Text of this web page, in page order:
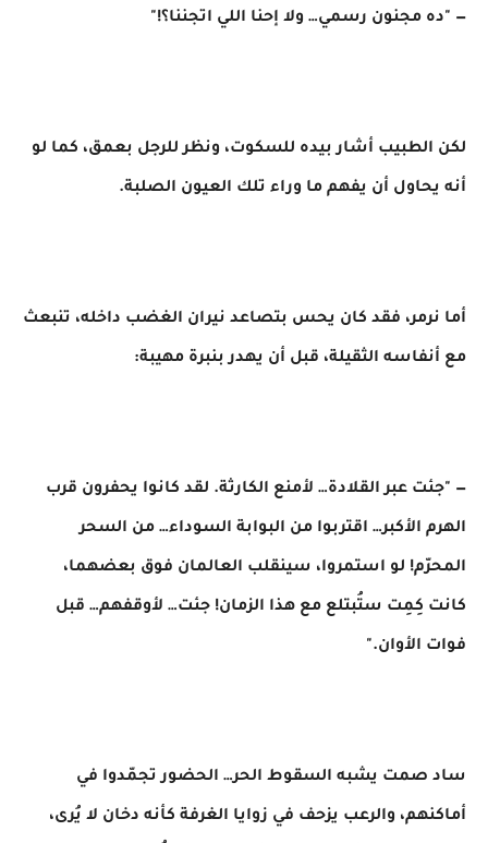
— "ده مجنون رسمي… ولا إحنا اللي اتجننا؟!"
لكن الطبيب أشار بيده للسكوت، ونظر للرجل بعمق، كما لو
أنه يحاول أن يفهم ما وراء تلك العيون الصلبة.
أما نرمر، فقد كان يحس بتصاعد نيران الغضب داخله، تنبعث
مع أنفاسه الثقيلة، قبل أن يهدر بنبرة مهيبة:
— "جئت عبر القلادة… لأمنع الكارثة. لقد كانوا يحفرون قرب
الهرم الأكبر… اقتربوا من البوابة السوداء… من السحر
المحرّم! لو استمروا، سينقلب العالمان فوق بعضهما،
كانت كِمِت ستُبتلع مع هذا الزمان! جئت… لأوقفهم… قبل
فوات الأوان."
ساد صمت يشبه السقوط الحر… الحضور تجمّدوا في
أماكنهم، والرعب يزحف في زوايا الغرفة كأنه دخان لا يُرى،